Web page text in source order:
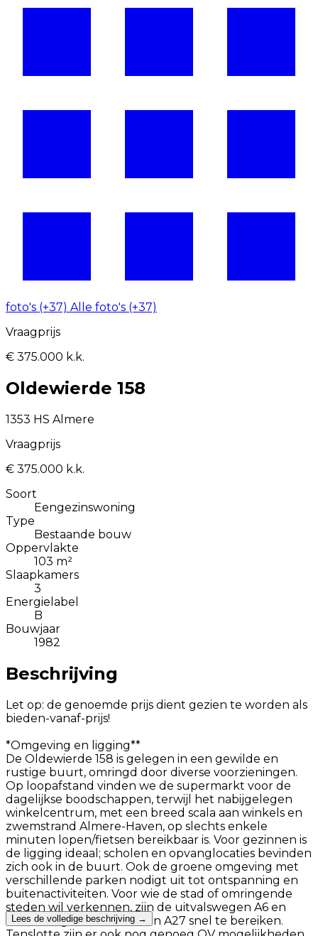
foto's (+37) Alle foto's (+37)
Vraagprijs
€ 375.000 k.k.
Oldewierde 158
1353 HS Almere
Vraagprijs
€ 375.000 k.k.
Soort
Eengezinswoning
Type
Bestaande bouw
Oppervlakte
103 m²
Slaapkamers
3
Energielabel
B
Bouwjaar
1982
Beschrijving
Let op: de genoemde prijs dient gezien te worden als
bieden-vanaf-prijs!
*Omgeving en ligging**
De Oldewierde 158 is gelegen in een gewilde en
rustige buurt, omringd door diverse voorzieningen.
Op loopafstand vinden we de supermarkt voor de
dagelijkse boodschappen, terwijl het nabijgelegen
winkelcentrum, met een breed scala aan winkels en
zwemstrand Almere-Haven, op slechts enkele
minuten lopen/fietsen bereikbaar is. Voor gezinnen is
de ligging ideaal; scholen en opvanglocaties bevinden
zich ook in de buurt. Ook de groene omgeving met
verschillende parken nodigt uit tot ontspanning en
buitenactiviteiten. Voor wie de stad of omringende
steden wil verkennen, zijn de uitvalswegen A6 en
aansluitingen naar de A1 en A27 snel te bereiken.
Lees de volledige beschrijving →